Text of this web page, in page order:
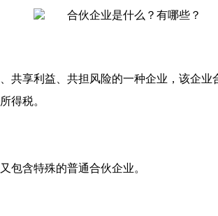
共享利益、共担风险的一种企业，该企
得税。
包含特殊的普通合伙企业。